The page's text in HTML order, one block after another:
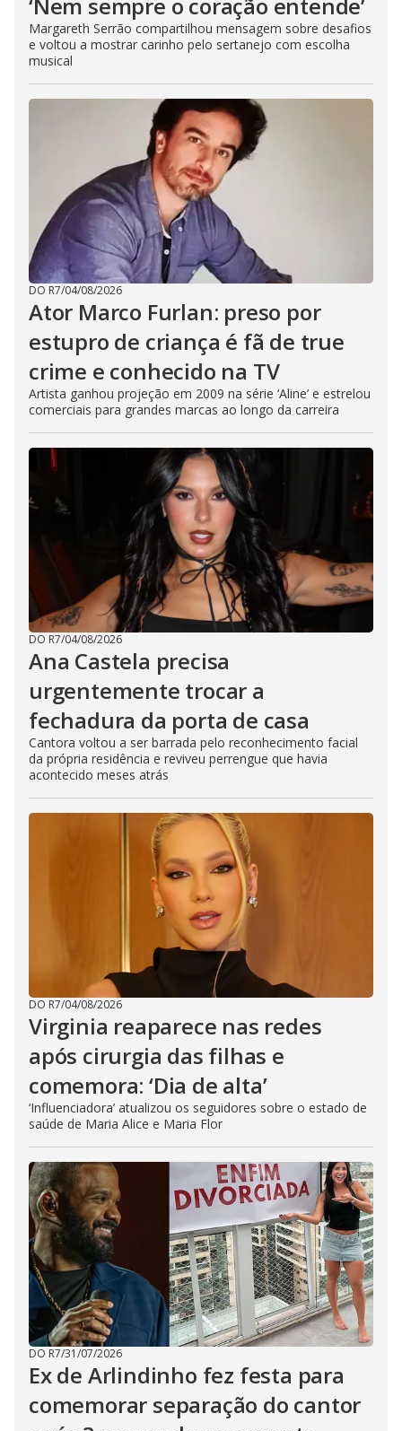
‘Nem sempre o coração entende’
Margareth Serrão compartilhou mensagem sobre desafios
e voltou a mostrar carinho pelo sertanejo com escolha
musical
DO R7/04/08/2026
Ator Marco Furlan: preso por
estupro de criança é fã de true
crime e conhecido na TV
Artista ganhou projeção em 2009 na série ‘Aline’ e estrelou
comerciais para grandes marcas ao longo da carreira
DO R7/04/08/2026
Ana Castela precisa
urgentemente trocar a
fechadura da porta de casa
Cantora voltou a ser barrada pelo reconhecimento facial
da própria residência e reviveu perrengue que havia
acontecido meses atrás
DO R7/04/08/2026
Virginia reaparece nas redes
após cirurgia das filhas e
comemora: ‘Dia de alta’
‘Influenciadora’ atualizou os seguidores sobre o estado de
saúde de Maria Alice e Maria Flor
DO R7/31/07/2026
Ex de Arlindinho fez festa para
comemorar separação do cantor